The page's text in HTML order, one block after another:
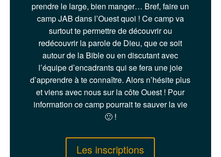
prendre le large, bien manger… Bref, faire un
camp JAB dans l’Ouest quoi ! Ce camp va
surtout te permettre de découvrir ou
redécouvrir la parole de Dieu, que ce soit
autour de la Bible ou en discutant avec
l’équipe d’encadrants qui se fera une joie
d’apprendre à te connaître. Alors n’hésite plus
et viens avec nous sur la côte Ouest ! Pour
information ce camp pourrait te sauver la vie
🙂 !
Les inscriptions